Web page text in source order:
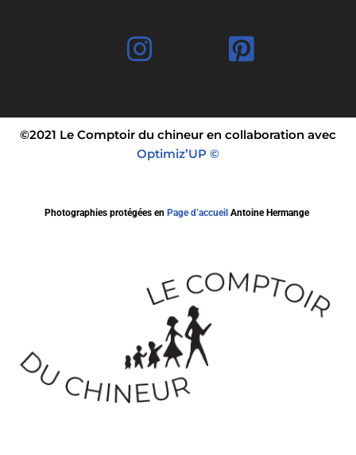
©2021 Le Comptoir du chineur en collaboration avec
Optimiz’UP ©
Photographies protégées en Page d’accueil Antoine Hermange